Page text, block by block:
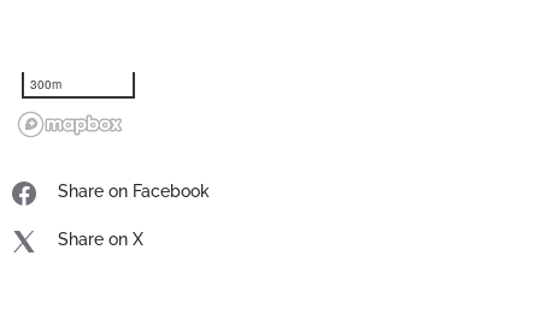
300m
Share on Facebook
Share on X